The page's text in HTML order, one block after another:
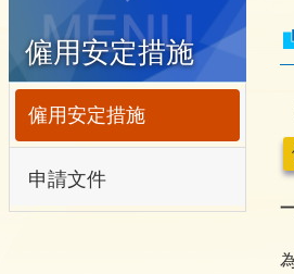
僱用安定措施
僱用安定措施
申請文件